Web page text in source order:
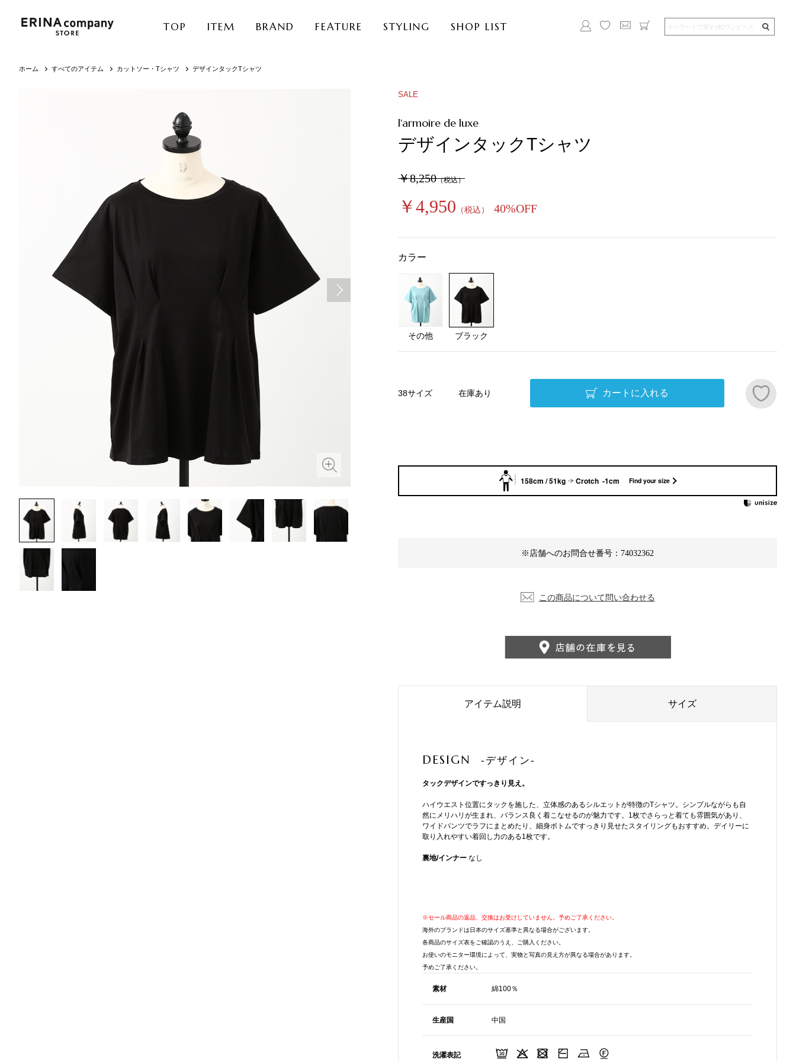
TOP ITEM BRAND FEATURE STYLING SHOP LIST
ホーム すべてのアイテム カットソー・Tシャツ デザインタックTシャツ
SALE
デザインタックTシャツ
￥8,250（税込）
￥4,950 （税込） 40%OFF
※店舗へのお問合せ番号：74032362
158cm / 51kg Crotch -1cm Find your size
l'armoire de luxe
カラー
その他 ブラック
38サイズ 在庫あり カートに入れる
この商品について問い合わせる
アイテム説明 サイズ
DESIGN -デザイン-
タックデザインですっきり見え。
ハイウエスト位置にタックを施した、立体感のあるシルエットが特徴のTシャツ。シンプルながらも自
然にメリハリが生まれ、バランス良く着こなせるのが魅力です。1枚でさらっと着ても雰囲気があり、
ワイドパンツでラフにまとめたり、細身ボトムですっきり見せたスタイリングもおすすめ。デイリーに
取り入れやすい着回し力のある1枚です。
裏地/インナー なし
※セール商品の返品、交換はお受けしていません。予めご了承ください。
海外のブランドは日本のサイズ基準と異なる場合がございます。
各商品のサイズ表をご確認のうえ、ご購入ください。
お使いのモニター環境によって、実物と写真の見え方が異なる場合があります。
予めご了承ください。
素材 綿100％
生産国 中国
洗濯表記